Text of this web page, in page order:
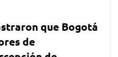
que Bogotá
de